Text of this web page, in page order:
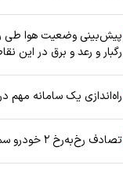
پیش‌بینی وضعیت هوا طی
رگبار و رعد و برق در این
راه‌اندازی یک سامانه مهم
تصادف رخ‌به‌رخ ۲ خودرو سمند/ ۴ سرنشین جان باختند